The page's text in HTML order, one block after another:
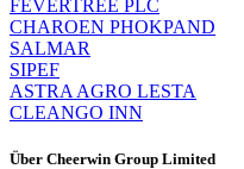
FEVERTREE PLC
CHAROEN PHOKPAND
SALMAR
SIPEF
ASTRA AGRO LESTA
CLEANGO INN
Über Cheerwin Group Limited